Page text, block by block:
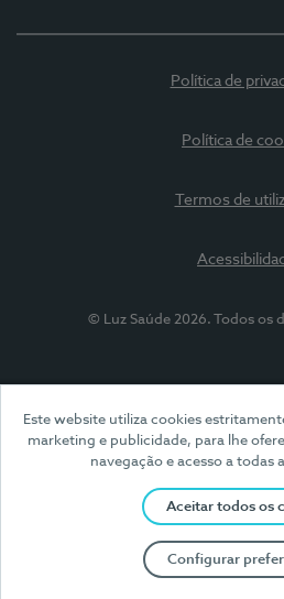
Este website utiliza cookies
marketing e publicidade, para lhe
navegação e acesso a todas
Aceitar todos os
Configurar
Política de
Política de
Termos de
© Luz Saúde 2026. Todos os